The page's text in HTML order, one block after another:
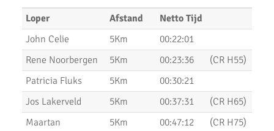
Uitslagen 1 maart 2020
Uitslagen Bosdijkloop 2020
Uitslagen Midwinter Marathon Apeldoorn 2020
Uitslagen Uithoorns Mooiste 2020
Uithoorns Mooiste, een prachtig loopfestijn!
Loper Afstand
Netto Tijd
John Celie
5Km
00:22:01
Rene Noorbergen
5Km 00:23:36
(CR H55)
Patricia Fluks
5Km
00:30:21
Jos Lakerveld
5Km 00:37:31
(CR H65)
Maartan
5Km 00:47:12 (CR H75)